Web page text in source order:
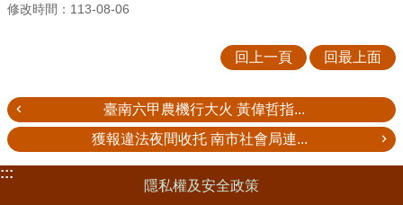
修改時間：113-08-06
回上一頁 回最上面
臺南六甲農機行大火 黃偉哲指...
獲報違法夜間收托 南市社會局連...
:::
隱私權及安全政策